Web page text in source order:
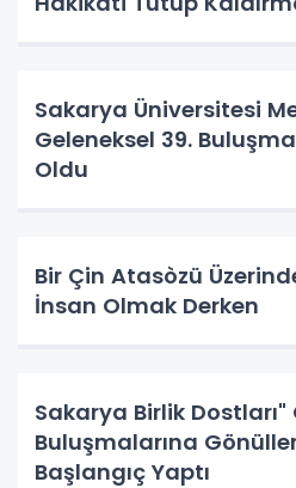
Sakarya Üniversitesi
Geleneksel 39.
Oldu
Bir Çin Atasòzü
İnsan Olmak Derken
Sakarya Birlik Dostları"
Buluşmalarına
Başlangıç Yaptı